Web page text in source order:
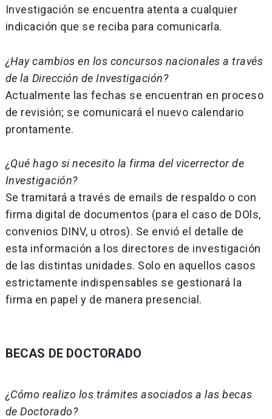
Investigación se encuentra atenta a cualquier
indicación que se reciba para comunicarla.
¿Hay cambios en los concursos nacionales a través
de la Dirección de Investigación?
Actualmente las fechas se encuentran en proceso
de revisión; se comunicará el nuevo calendario
prontamente.
¿Qué hago si necesito la firma del vicerrector de
Investigación?
Se tramitará a través de emails de respaldo o con
firma digital de documentos (para el caso de DOls,
convenios DINV, u otros). Se envió el detalle de
esta información a los directores de investigación
de las distintas unidades. Solo en aquellos casos
estrictamente indispensables se gestionará la
firma en papel y de manera presencial.
BECAS DE DOCTORADO
¿Cómo realizo los trámites asociados a las becas
de Doctorado?